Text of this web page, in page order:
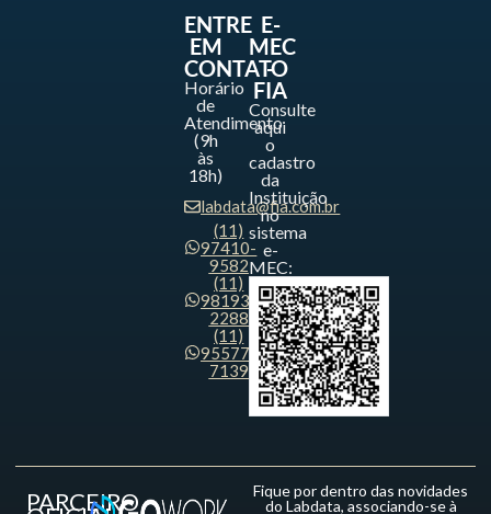
ENTRE
EM
CONTATO
Horário
de
Atendimento
(9h
às
18h)
labdata@fia.com.br
(11)
97410-
9582
(11)
98193-
2288
(11)
95577-
7139
E-
MEC
-
FIA
Consulte
aqui
o
cadastro
da
Instituição
no
sistema
e-
MEC:
PARCEIRO
Fique por dentro das novidades
do Labdata, associando-se à